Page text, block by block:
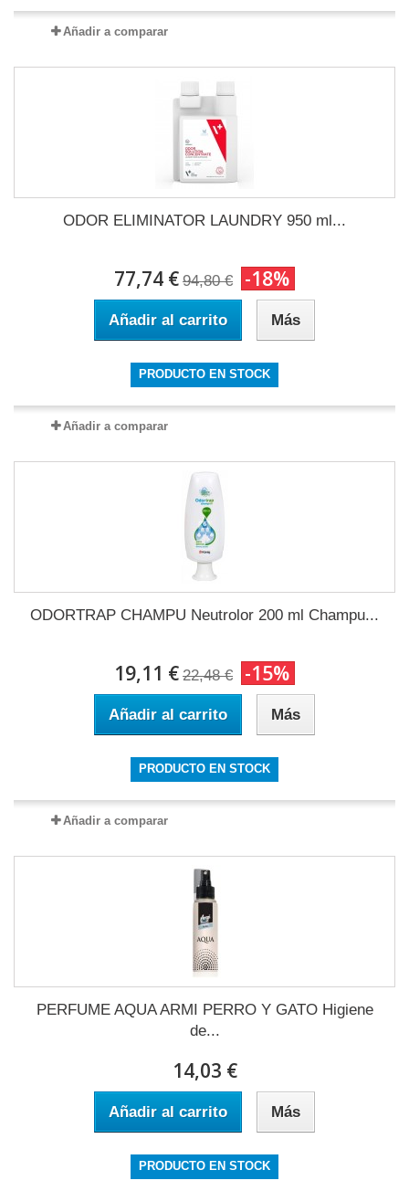
Añadir a comparar
ODOR ELIMINATOR LAUNDRY 950 ml...
77,74 € 94,80 € -18%
Añadir al carrito Más
PRODUCTO EN STOCK
Añadir a comparar
ODORTRAP CHAMPU Neutrolor 200 ml Champu...
19,11 € 22,48 € -15%
Añadir al carrito Más
PRODUCTO EN STOCK
Añadir a comparar
PERFUME AQUA ARMI PERRO Y GATO Higiene
de...
14,03 €
Añadir al carrito Más
PRODUCTO EN STOCK